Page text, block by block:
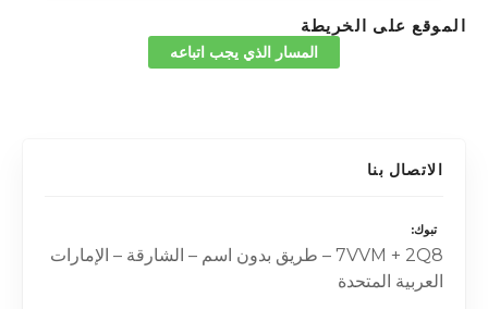
الموقع على الخريطة
المسار الذي يجب اتباعه
الاتصال بنا
تبوك
7VVM + 2Q8 – طريق بدون اسم – الشارقة – الإمارات
العربية المتحدة